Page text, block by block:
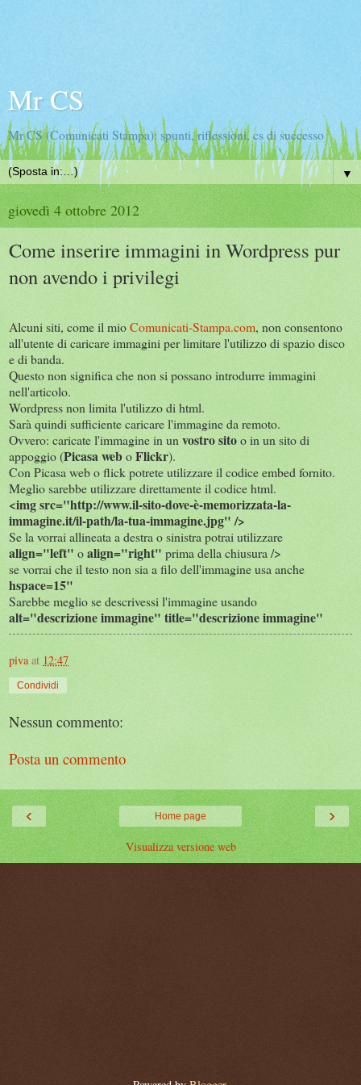
Mr CS
Mr CS (Comunicati Stampa): spunti, riflessioni, cs di successo
▼
giovedì 4 ottobre 2012
Come inserire immagini in Wordpress pur
non avendo i privilegi
Alcuni siti, come il mioComunicati-Stampa.com, non consentono
all'utente di caricare immagini per limitare l'utilizzo di spazio disco
e di banda.
Questo non significa che non si possano introdurre immagini
nell'articolo.
Wordpress non limita l'utilizzo di html.
Sarà quindi sufficiente caricare l'immagine da remoto.
Ovvero: caricate l'immagine in un vostro sitoo in un sito di
appoggio (Picasa weboFlickr).
Con Picasa web o flick potrete utilizzare il codice embed fornito.
Meglio sarebbe utilizzare direttamente il codice html.
<img src="http://www.il-sito-dove-è-memorizzata-la-
immagine.it/il-path/la-tua-immagine.jpg" />
Se la vorrai allineata a destra o sinistra potrai utilizzare
align="left" oalign="right" prima della chiusura />
se vorrai che il testo non sia a filo dell'immagine usa anche
hspace=15"
Sarebbe meglio se descrivessi l'immagine usando
alt="descrizione immagine" title="descrizione immagine"
piva at 12:47
Condividi
Nessun commento:
Posta un commento
‹ ›
Home page
Visualizza versione web